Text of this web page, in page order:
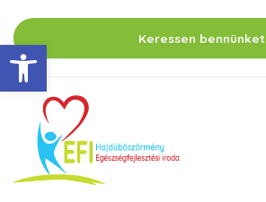
EszköztárKeressen bennünket